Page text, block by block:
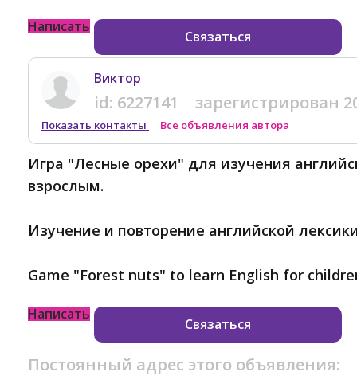
Написать
Связаться
Виктор
id: 6227141 зарегистрирован
Показать контакты Все объявления автора
Игра "Лесные орехи" для изучения
взрослым.
Изучение и повторение английской
Game "Forest nuts" to learn English for
Написать
Связаться
Постоянный адрес этого объявления: